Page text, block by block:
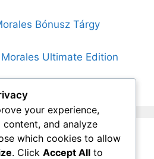
Bónusz Tárgy
Ultimate Edition
your experience,
and analyze
which cookies to allow
. Click Accept All to